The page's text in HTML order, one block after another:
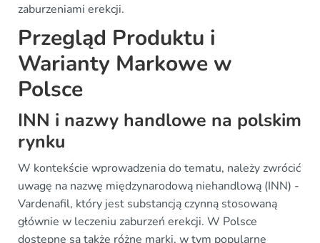
zaburzeniami erekcji.
Przegląd Produktu i
Warianty Markowe w
Polsce
INN i nazwy handlowe na polskim
rynku
W kontekście wprowadzenia do tematu, należy zwrócić
uwagę na nazwę międzynarodową niehandlową (INN) -
Vardenafil, który jest substancją czynną stosowaną
głównie w leczeniu zaburzeń erekcji. W Polsce
dostępne są także różne marki, w tym popularne